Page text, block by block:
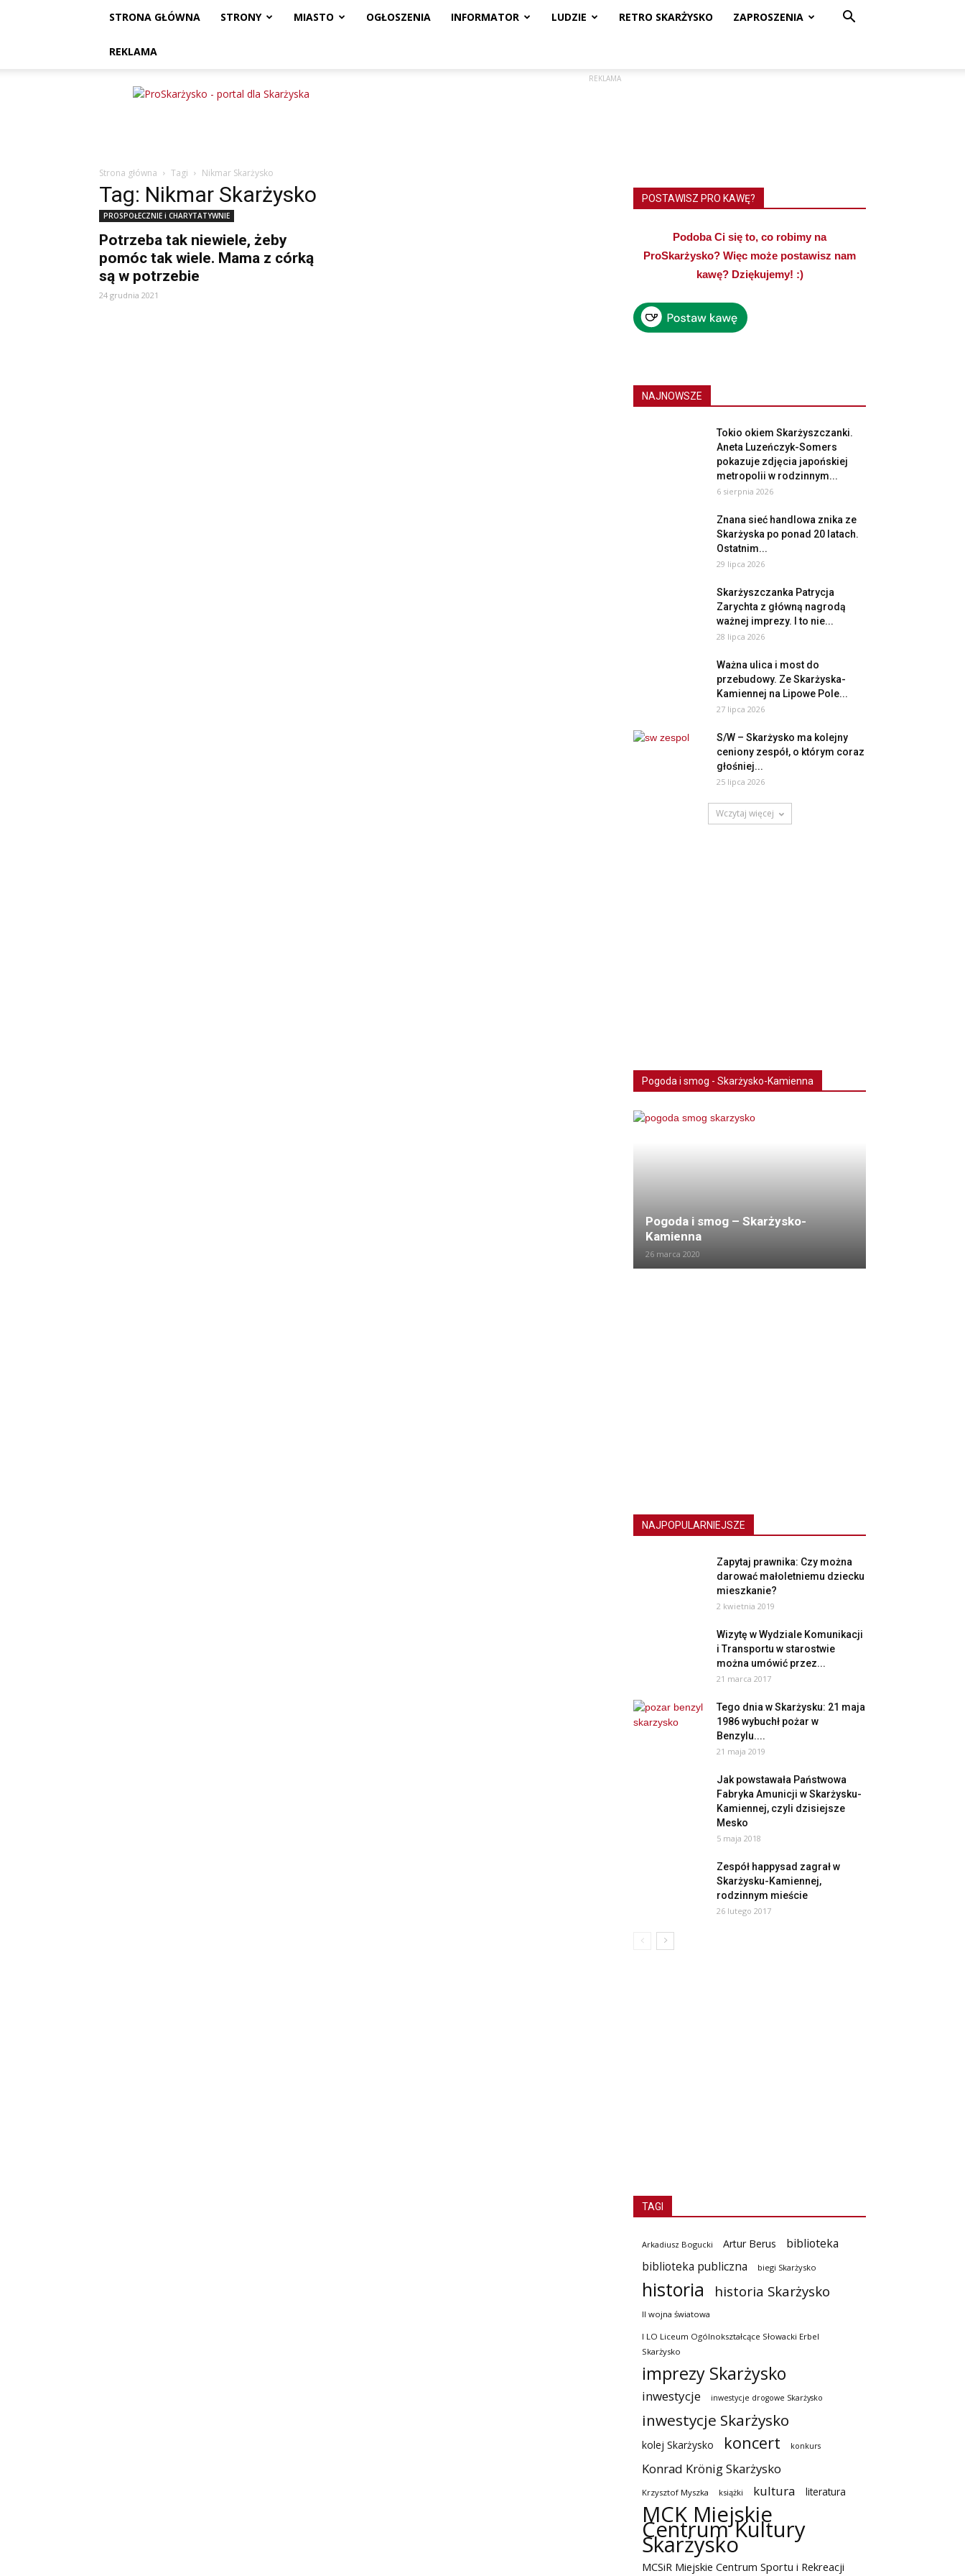
STRONA GŁÓWNA STRONY MIASTO OGŁOSZENIA INFORMATOR LUDZIE RETRO SKARŻYSKO ZAPROSZENIA
REKLAMA
ProSkarżysko
REKLAMA
Strona główna Tagi Nikmar Skarżysko
Tag: Nikmar Skarżysko
PROSPOŁECZNIE i CHARYTATYWNIE
Potrzeba tak niewiele, żeby
pomóc tak wiele. Mama z córką
są w potrzebie
24 grudnia 2021
POSTAWISZ PRO KAWĘ?
Podoba Ci się to, co robimy na
ProSkarżysko? Więc może postawisz nam
kawę? Dziękujemy! :)
NAJNOWSZE
Tokio okiem Skarżyszczanki.
Aneta Luzeńczyk-Somers
pokazuje zdjęcia japońskiej
metropolii w rodzinnym...
6 sierpnia 2026
Znana sieć handlowa znika ze
Skarżyska po ponad 20 latach.
Ostatnim...
29 lipca 2026
Skarżyszczanka Patrycja
Zarychta z główną nagrodą
ważnej imprezy. I to nie...
28 lipca 2026
Ważna ulica i most do
przebudowy. Ze Skarżyska-
Kamiennej na Lipowe Pole...
27 lipca 2026
S/W – Skarżysko ma kolejny
ceniony zespół, o którym coraz
głośniej...
25 lipca 2026
Wczytaj więcej
Pogoda i smog - Skarżysko-Kamienna
Pogoda i smog – Skarżysko-
Kamienna
26 marca 2020
NAJPOPULARNIEJSZE
Zapytaj prawnika: Czy można
darować małoletniemu dziecku
mieszkanie?
2 kwietnia 2019
Wizytę w Wydziale Komunikacji
i Transportu w starostwie
można umówić przez...
21 marca 2017
Tego dnia w Skarżysku: 21 maja
1986 wybuchł pożar w
Benzylu....
21 maja 2019
Jak powstawała Państwowa
Fabryka Amunicji w Skarżysku-
Kamiennej, czyli dzisiejsze
Mesko
5 maja 2018
Zespół happysad zagrał w
Skarżysku-Kamiennej,
rodzinnym mieście
26 lutego 2017
TAGI
Arkadiusz Bogucki Artur Berus
biblioteka
biblioteka publiczna
biegi Skarżysko
historia historia Skarżysko
II wojna światowa
I LO Liceum Ogólnokształcące Słowacki Erbel
Skarżysko
imprezy Skarżysko
inwestycje inwestycje drogowe Skarżysko
inwestycje Skarżysko
kolej Skarżysko koncert konkurs
Konrad Krönig Skarżysko
Krzysztof Myszka książki kultura literatura
MCK Miejskie
Centrum Kultury
Skarżysko
MCSiR Miejskie Centrum Sportu i Rekreacji